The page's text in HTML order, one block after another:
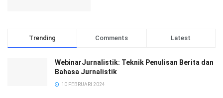
Trending Comments Latest
WebinarJurnalistik: Teknik Penulisan Berita dan
Bahasa Jurnalistik
10 FEBRUARI 2024